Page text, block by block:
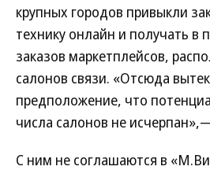
крупных городов привыкли
технику онлайн и получать в
заказов маркетплейсов,
салонов связи. «Отсюда
предположение, что
числа салонов не
С ним не соглашаются в